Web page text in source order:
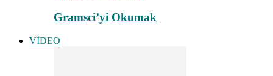
Gramsci’yi Okumak
VİDEO